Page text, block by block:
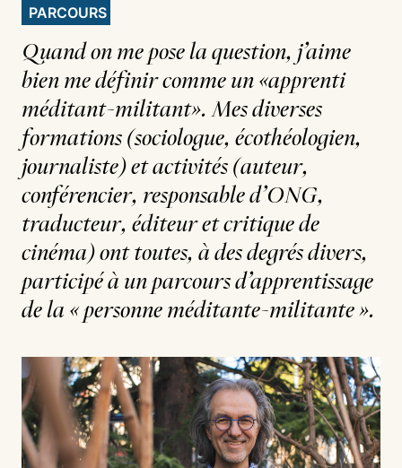
PARCOURS
Quand on me pose la question, j’aime
bien me définir comme un «apprenti
méditant-militant». Mes diverses
formations (sociologue, écothéologien,
journaliste) et activités (auteur,
conférencier, responsable d’ONG,
traducteur, éditeur et critique de
cinéma) ont toutes, à des degrés divers,
participé à un parcours d’apprentissage
de la « personne méditante-militante ».